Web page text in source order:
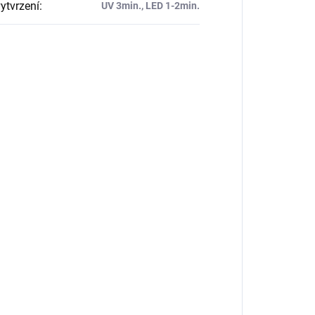
: UV 3min., LED 1-2min.